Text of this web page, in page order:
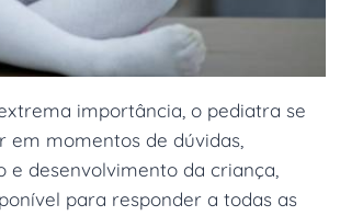
importância, o pediatra se
momentos de dúvidas,
desenvolvimento da criança,
para responder a todas as